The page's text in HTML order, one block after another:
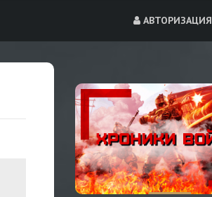
АВТОРИЗАЦИЯ